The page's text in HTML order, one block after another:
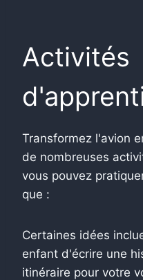
Activités
Transformez l'avion
de nombreuses
vous pouvez
que :
Certaines idées
enfant d'écrire une
itinéraire pour votre